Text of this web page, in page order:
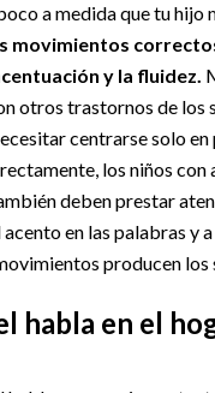
a medida que tu hijo
movimientos
y la fluidez.
otros trastornos de los
centrarse solo
los niños con
deben prestar
en las palabras y
producen los
habla en el